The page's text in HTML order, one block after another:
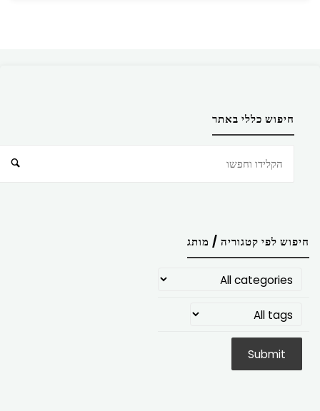
חיפוש כללי באתר
חיפוש לפי קטגוריה / מותג